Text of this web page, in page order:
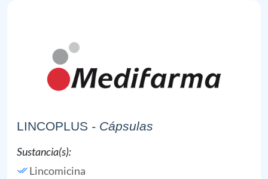
LINCOPLUS - Cápsulas
Sustancia(s):
Lincomicina